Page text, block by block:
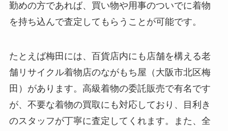
勤めの方であれば、買い物や用事のついでに着物
を持ち込んで査定してもらうことが可能です。
たとえば梅田には、百貨店内にも店舗を構える老
舗リサイクル着物店のながもち屋（大阪市北区梅
田）があります。高級着物の委託販売で有名です
が、不要な着物の買取にも対応しており、目利き
のスタッフが丁寧に査定してくれます。また、全